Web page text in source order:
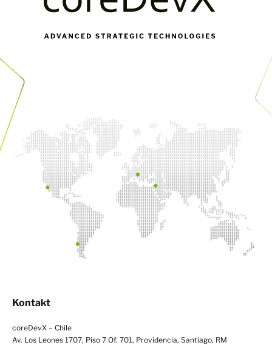
Kontakt
coreDevX – Chile
Av. Los Leones 1707, Piso 7 Of. 701, Providencia, Santiago, RM